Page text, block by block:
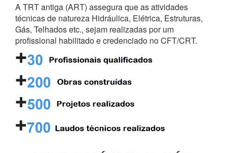
A TRT antiga (ART) assegura que as atividades
técnicas de natureza Hidráulica, Elétrica, Estruturas,
Gás, Telhados etc., sejam realizadas por um
profissional habilitado e credenciado no CFT/CRT.